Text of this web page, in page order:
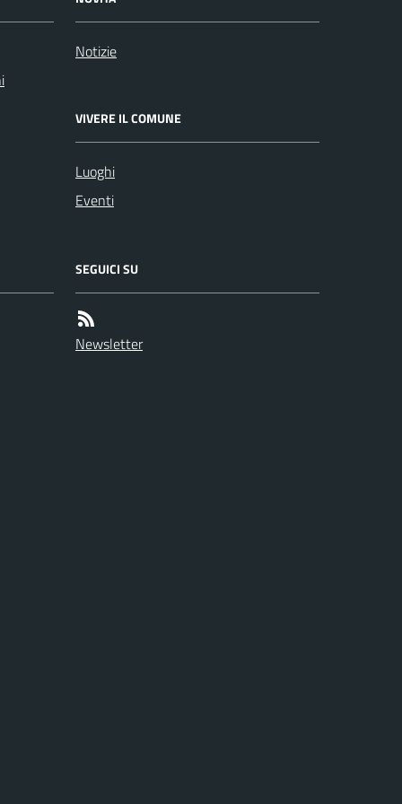
Notizie
VIVERE IL COMUNE
Luoghi
Eventi
SEGUICI SU
Newsletter